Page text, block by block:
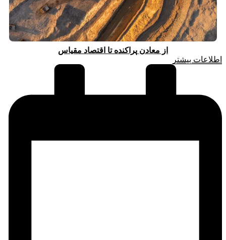
از معادن پراکنده تا اقتصاد مقیاس
اطلاعات بیشتر